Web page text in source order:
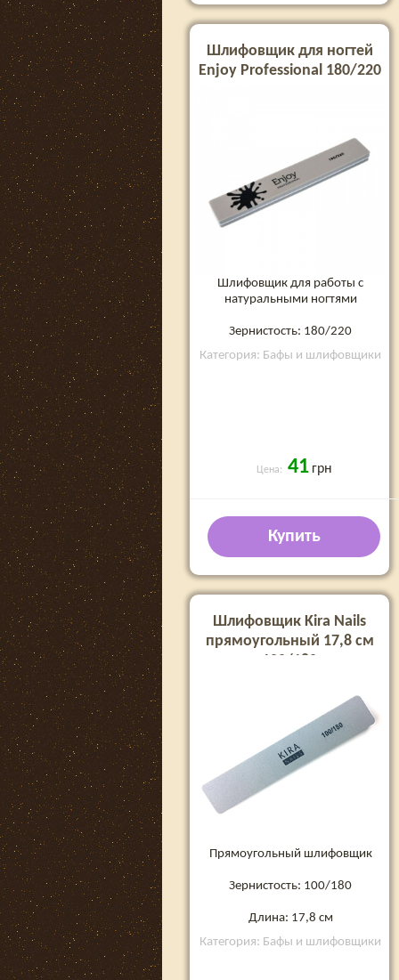
Шлифовщик для ногтей
Enjoy Professional 180/220
Шлифовщик для работы с
натуральными ногтями
Зернистость: 180/220
Категория: Бафы и шлифовщики
Цена: 41 грн
Купить
Шлифовщик Kira Nails
прямоугольный 17,8 см
100/180
Прямоугольный шлифовщик
Зернистость: 100/180
Длина: 17,8 см
Категория: Бафы и шлифовщики